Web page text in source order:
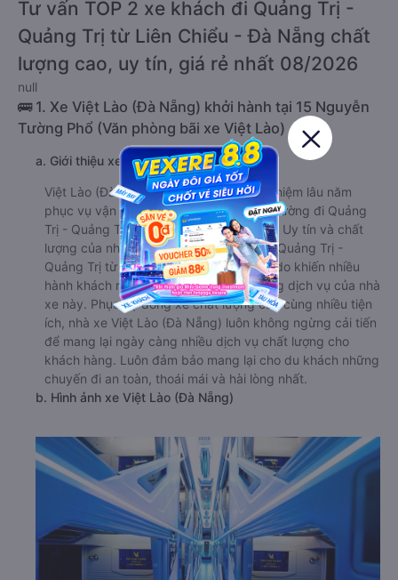
Tư vấn TOP 2 xe khách đi Quảng Trị -
Quảng Trị từ Liên Chiểu - Đà Nẵng chất
lượng cao, uy tín, giá rẻ nhất 08/2026
null
🚌 1. Xe Việt Lào (Đà Nẵng) khởi hành tại 15 Nguyễn
Tường Phổ (Văn phòng bãi xe Việt Lào)
a. Giới thiệu xe Việt Lào (Đà Nẵng)
Việt Lào (Đà Nẵng) nổi tiếng với kinh nghiệm lâu năm
phục vụ vận tải hành khách trên tuyến đường đi Quảng
Trị - Quảng Trị từ Liên Chiểu - Đà Nẵng . Uy tín và chất
lượng của nhà xe Việt Lào (Đà Nẵng) đi Quảng Trị -
Quảng Trị từ Liên Chiểu - Đà Nẵng là lý do khiến nhiều
hành khách rất hài lòng khi chọn sử dụng dịch vụ của nhà
xe này. Phục vụ dòng xe chất lượng cao cùng nhiều tiện
ích, nhà xe Việt Lào (Đà Nẵng) luôn không ngừng cải tiến
để mang lại ngày càng nhiều dịch vụ chất lượng cho
khách hàng. Luôn đảm bảo mang lại cho du khách những
chuyến đi an toàn, thoái mái và hài lòng nhất.
b. Hình ảnh xe Việt Lào (Đà Nẵng)